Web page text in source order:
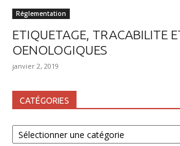
Réglementation
ETIQUETAGE, TRACABILITE
OENOLOGIQUES
janvier 2, 2019
CATÉGORIES
Catégories